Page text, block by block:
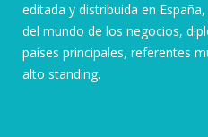
editada y distribuida en
del mundo de los negocios,
países principales, referentes
alto standing.